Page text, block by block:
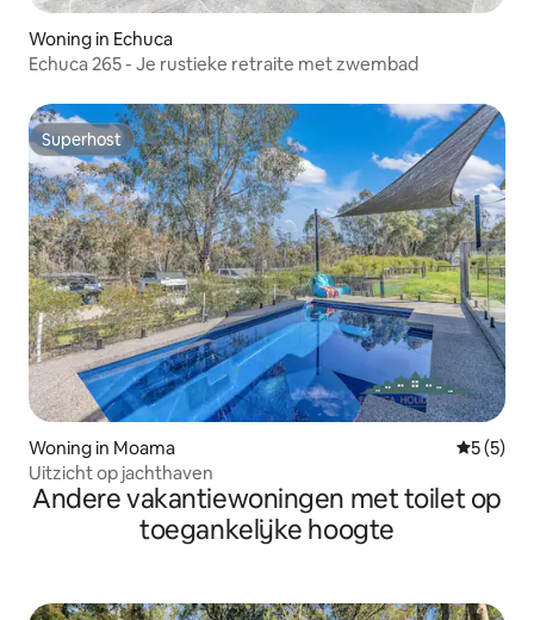
Woning in Echuca
Echuca 265 - Je rustieke retraite met zwembad
Superhost
Superhost
Woning in Moama
5 (5)
Uitzicht op jachthaven
Andere vakantiewoningen met toilet op
toegankelijke hoogte